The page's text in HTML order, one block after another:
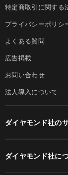
特定商取引に関する
プライバシーポリシ
よくある質問
広告掲載
お問い合わせ
法人導入について
ダイヤモンド社の
ダイヤモンド社に